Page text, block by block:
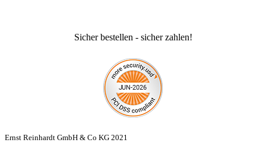
Sicher bestellen - sicher zahlen!
Ernst Reinhardt GmbH & Co KG 2021